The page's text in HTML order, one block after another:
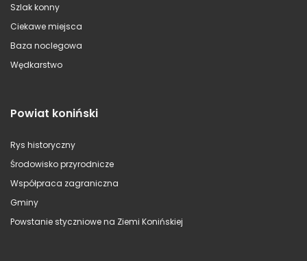
Szlak konny
Ciekawe miejsca
Baza noclegowa
Wędkarstwo
Powiat koniński
Rys historyczny
Środowisko przyrodnicze
Współpraca zagraniczna
Gminy
Powstanie styczniowe na Ziemi Konińskiej